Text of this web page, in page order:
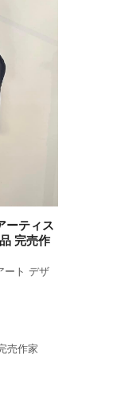
ーティス
完売作
ート デザ
売作家